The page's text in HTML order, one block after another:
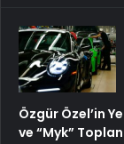
Özgür Özel’in
ve “Myk”